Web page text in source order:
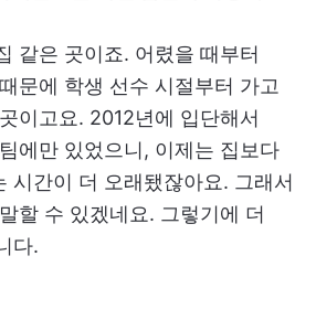
같은 곳이죠. 어렸을 때부터
문에 학생 선수 시절부터 가고
이고요. 2012년에 입단해서
에만 있었으니, 이제는 집보다
시간이 더 오래됐잖아요. 그래서
할 수 있겠네요. 그렇기에 더
다.